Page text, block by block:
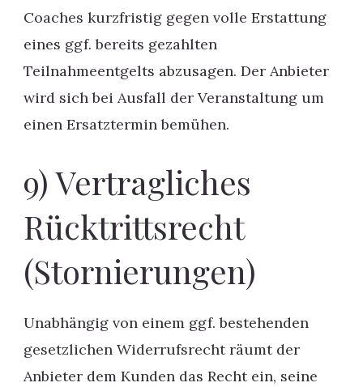
Coaches kurzfristig gegen volle Erstattung
eines ggf. bereits gezahlten
Teilnahmeentgelts abzusagen. Der Anbieter
wird sich bei Ausfall der Veranstaltung um
einen Ersatztermin bemühen.
9) Vertragliches
Rücktrittsrecht
(Stornierungen)
Unabhängig von einem ggf. bestehenden
gesetzlichen Widerrufsrecht räumt der
Anbieter dem Kunden das Recht ein, seine